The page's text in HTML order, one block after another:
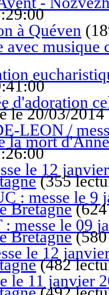
à Quéven (
avec musique
d'adoration
le 20/03/2014
LEON /
la mort
le 12
(355
: messe le 9
Bretagne(
messe le 09
Bretagne(
le 12
(482
le 11 janvier